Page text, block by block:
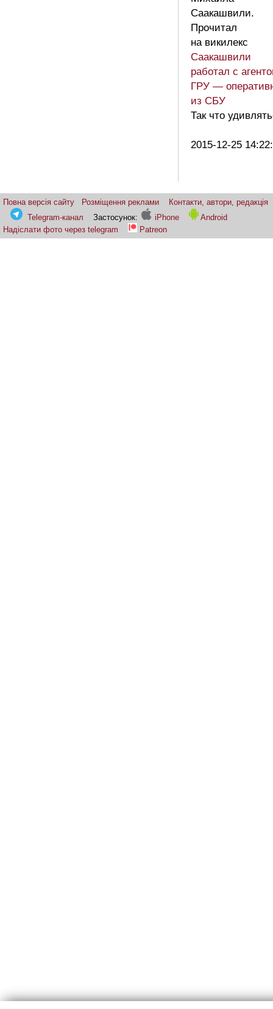
Саакашвили.
Прочитал
на викилекс
Саакашвили
работал с
ГРУ —
из СБУ
Так что
2015-12-25
Повна версія сайту Розміщення реклами
Контакти, автори, редакція
Telegram-канал
Застосунок: iPhone
Android
Надіслати фото через telegram
Patreon